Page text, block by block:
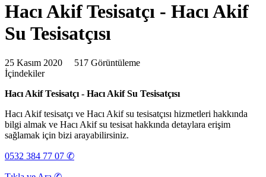
Hacı Akif Tesisatçı - Hacı Akif
Su Tesisatçısı
25 Kasım 2020 517 Görüntüleme
İçindekiler
Hacı Akif Tesisatçı - Hacı Akif Su Tesisatçısı
Hacı Akif tesisatçı ve Hacı Akif su tesisatçısı hizmetleri hakkında
bilgi almak ve Hacı Akif su tesisat hakkında detaylara erişim
sağlamak için bizi arayabilirsiniz.
0532 384 77 07 ✆